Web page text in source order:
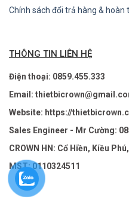
Chính sách đổi trả hàng & hoàn
THÔNG TIN LIÊN HỆ
Điện thoại: 0859.455.333
Email:
Website: https://
Sales Engineer - Mr Cường:
CROWN HN: Cổ Hiền, Kiều
MST: 0110324511